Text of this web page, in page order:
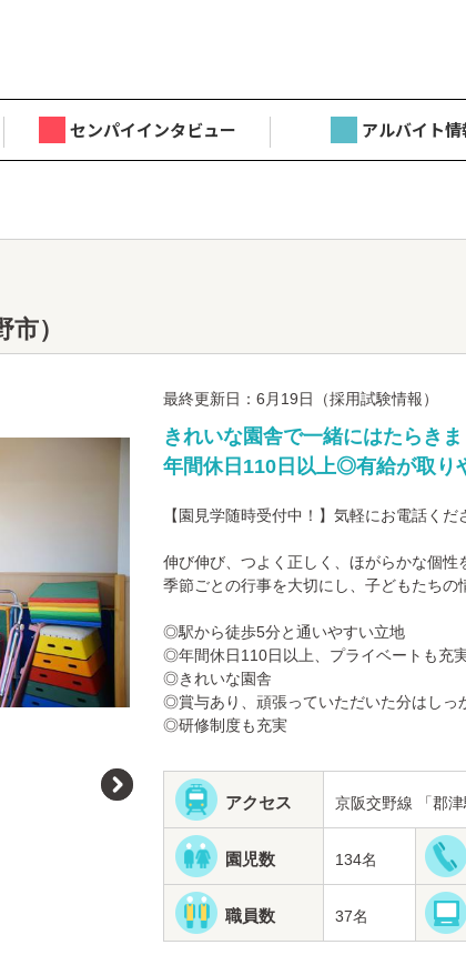
センパイインタビュー アルバイト情
市）
最終更新日：6月19日（採用試験情報）
きれいな園舎で一緒にはたら
年間休日110日以上◎有給が取り
【園見学随時受付中！】気軽にお電話く
伸び伸び、つよく正しく、ほがらかな個性
季節ごとの行事を大切にし、子どもたちの
◎駅から徒歩5分と通いやすい立地
◎年間休日110日以上、プライベートも充
◎きれいな園舎
◎賞与あり、頑張っていただいた分はしっ
◎研修制度も充実
アクセス 京阪交野線 「郡津
園児数 134名
職員数 37名